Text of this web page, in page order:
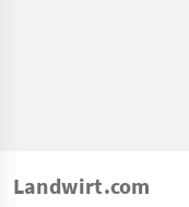
Landwirt.com